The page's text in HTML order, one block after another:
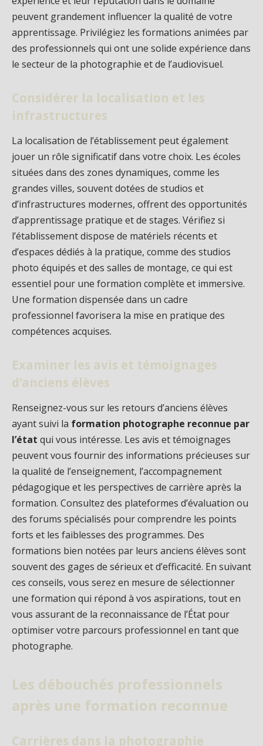
peuvent grandement influencer la qualité de votre
apprentissage. Privilégiez les formations animées par
des professionnels qui ont une solide expérience dans
le secteur de la photographie et de l’audiovisuel.
Considérer la localisation et les
infrastructures
La localisation de l’établissement peut également
jouer un rôle significatif dans votre choix. Les écoles
situées dans des zones dynamiques, comme les
grandes villes, souvent dotées de studios et
d’infrastructures modernes, offrent des opportunités
d’apprentissage pratique et de stages. Vérifiez si
l’établissement dispose de matériels récents et
d’espaces dédiés à la pratique, comme des studios
photo équipés et des salles de montage, ce qui est
essentiel pour une formation complète et immersive.
Une formation dispensée dans un cadre
professionnel favorisera la mise en pratique des
compétences acquises.
Examiner les avis et témoignages
d’anciens élèves
Renseignez-vous sur les retours d’anciens élèves
ayant suivi la formation photographe reconnue par
l’état qui vous intéresse. Les avis et témoignages
peuvent vous fournir des informations précieuses sur
la qualité de l’enseignement, l’accompagnement
pédagogique et les perspectives de carrière après la
formation. Consultez des plateformes d’évaluation ou
des forums spécialisés pour comprendre les points
forts et les faiblesses des programmes. Des
formations bien notées par leurs anciens élèves sont
souvent des gages de sérieux et d’efficacité. En suivant
ces conseils, vous serez en mesure de sélectionner
une formation qui répond à vos aspirations, tout en
vous assurant de la reconnaissance de l’État pour
optimiser votre parcours professionnel en tant que
photographe.
Les débouchés professionnels
après une formation reconnue
Carrières dans la photographie